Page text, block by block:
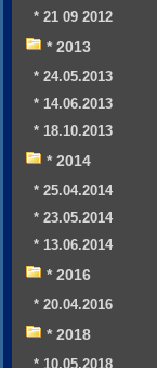
* 21 09 2012
* 2013
* 24.05.2013
* 14.06.2013
* 18.10.2013
* 2014
* 25.04.2014
* 23.05.2014
* 13.06.2014
* 2016
* 20.04.2016
* 2018
* 10.05.2018